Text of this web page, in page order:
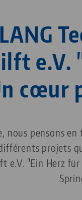
LANG
e.V.
cœur
pensons
projets
e.V. "Ein Herz